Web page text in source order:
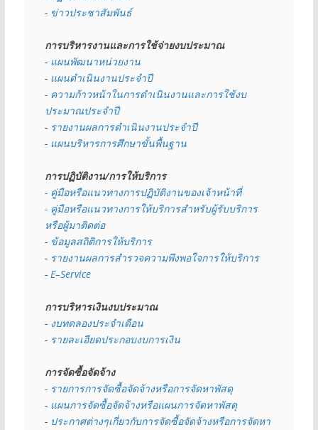
- ข่าวประชาสัมพันธ์
การบริหารงานและการใช้จ่ายงบประมาณ
- แผนพัฒนาหน่วยงาน
- แผนดำเนินงานประจำปี
- ความก้าวหน้าในการดำเนินงานและการใช้งบ
ประมาณประจำปี
- รายงานผลการดำเนินงานประจำปี
- แผนบริหารการศึกษาขั้นพื้นฐาน
การปฏิบัติงาน/การให้บริการ
- คู่มือหรือแนวทางการปฏิบัติงานของเจ้าหน้าที่
- คู่มือหรือแนวทางการให้บริการสำหรับผู้รับบริการ
หรือผู้มาติดต่อ
- ข้อมูลสถิติการให้บริการ
- รายงานผลการสำรวจความพึงพอใจการให้บริการ
- E–Service
การบริหารเงินงบประมาณ
- งบทดลองประจำเดือน
- รายละเอียดประกอบงบการเงิน
การจัดซื้อจัดจ้าง
- รายการการจัดซื้อจัดจ้างหรือการจัดหาพัสดุ
- แผนการจัดซื้อจัดจ้างหรือแผนการจัดหาพัสดุ
- ประกาศต่างๆเกี่ยวกับการจัดซื้อจัดจ้างหรือการจัดหา